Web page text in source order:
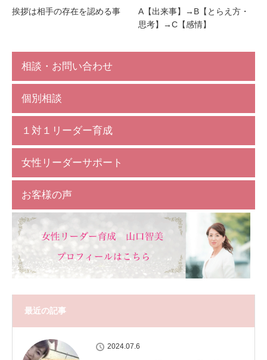
挨拶は相手の存在を認める事
A【出来事】→B【とらえ方・
思考】→C【感情】
相談・お問い合わせ
個別相談
１対１リーダー育成
女性リーダーサポート
お客様の声
最近の記事
2024.07.6